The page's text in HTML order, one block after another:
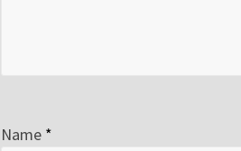
Name *